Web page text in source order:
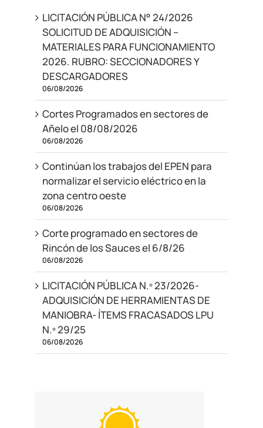
LICITACIÓN PÚBLICA N° 24/2026
SOLICITUD DE ADQUISICIÓN –
MATERIALES PARA FUNCIONAMIENTO
2026. RUBRO: SECCIONADORES Y
DESCARGADORES
06/08/2026
Cortes Programados en sectores de
Añelo el 08/08/2026
06/08/2026
Continúan los trabajos del EPEN para
normalizar el servicio eléctrico en la
zona centro oeste
06/08/2026
Corte programado en sectores de
Rincón de los Sauces el 6/8/26
06/08/2026
LICITACIÓN PÚBLICA N.º 23/2026-
ADQUISICIÓN DE HERRAMIENTAS DE
MANIOBRA- ÍTEMS FRACASADOS LPU
N.º 29/25
06/08/2026